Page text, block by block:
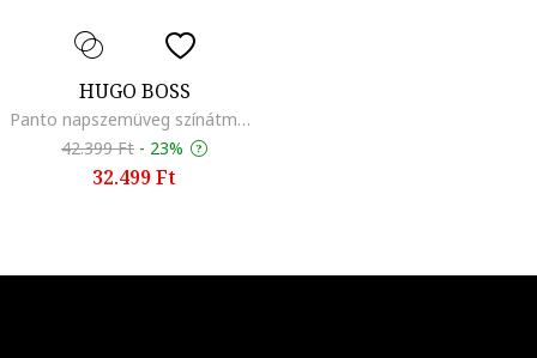
HUGO BOSS
Panto napszemüveg színátmenetes lencsékkel, Sötétbarna/Fekete
42.399 Ft - 23%
32.499 Ft